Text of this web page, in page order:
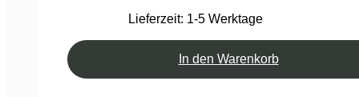
Lieferzeit: 1-5 Werktage
In den Warenkorb